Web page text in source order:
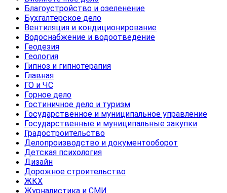
Благоустройство и озеленение
Бухгалтерское дело
Вентиляция и кондиционирование
Водоснабжение и водоотведение
Геодезия
Геология
Гипноз и гипнотерапия
Главная
ГО и ЧС
Горное дело
Гостиничное дело и туризм
Государственное и муниципальное управление
Государственные и муниципальные закупки
Градостроительство
Делопроизводство и документооборот
Детская психология
Дизайн
Дорожное строительство
ЖКХ
Журналистика и СМИ